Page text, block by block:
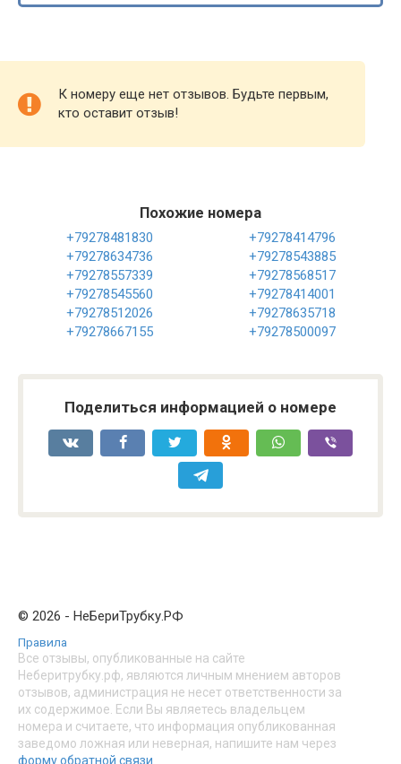
К номеру еще нет отзывов. Будьте первым,
кто оставит отзыв!
Похожие номера
+79278481830
+79278414796
+79278634736
+79278543885
+79278557339
+79278568517
+79278545560
+79278414001
+79278512026
+79278635718
+79278667155
+79278500097
Поделиться информацией о номере
© 2026 - НеБериТрубку.РФ
Правила
Все отзывы, опубликованные на сайте
Неберитрубку.рф, являются личным мнением авторов
отзывов, администрация не несет ответственности за
их содержимое. Если Вы являетесь владельцем
номера и считаете, что информация опубликованная
заведомо ложная или неверная, напишите нам через
форму обратной связи